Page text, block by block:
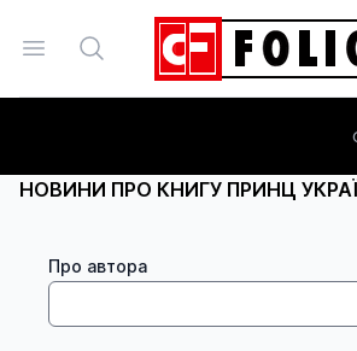
Open menu
Search
НОВИНИ ПРО КНИГУ ПРИНЦ
Про автора